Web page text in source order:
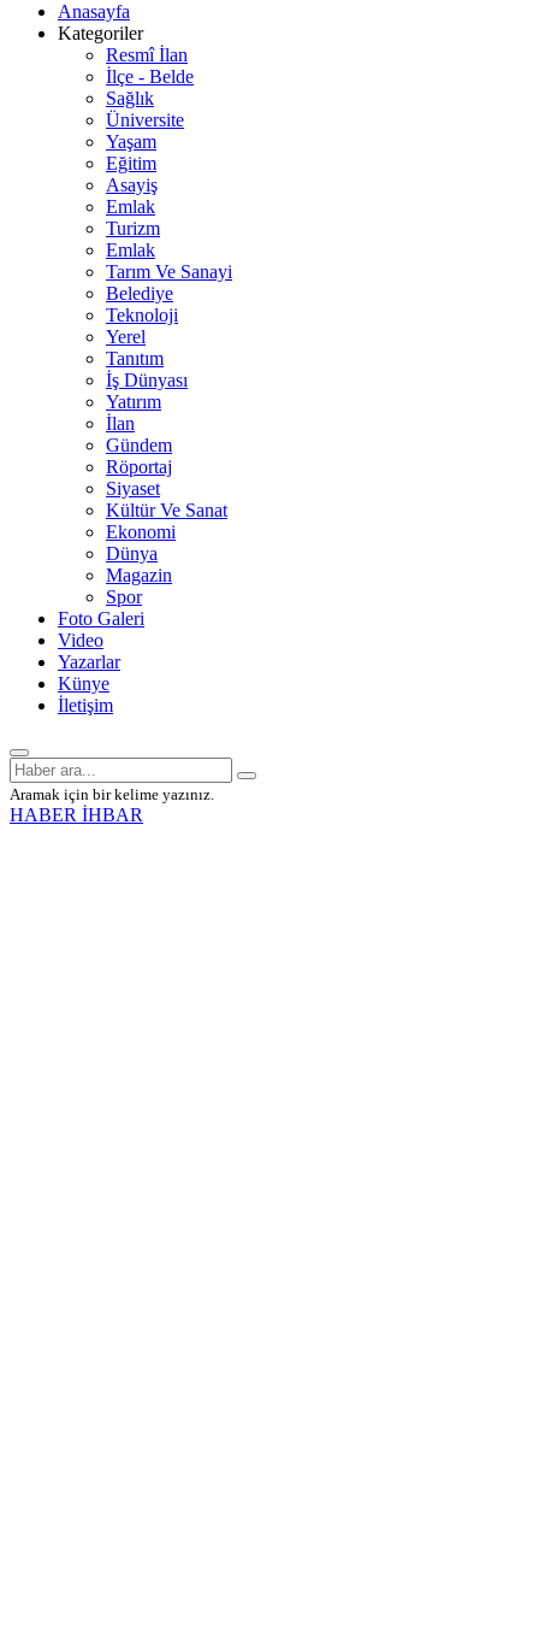
Anasayfa
Kategoriler
Resmî İlan
İlçe - Belde
Sağlık
Üniversite
Yaşam
Eğitim
Asayiş
Emlak
Turizm
Emlak
Tarım Ve Sanayi
Belediye
Teknoloji
Yerel
Tanıtım
İş Dünyası
Yatırım
İlan
Gündem
Röportaj
Siyaset
Kültür Ve Sanat
Ekonomi
Dünya
Magazin
Spor
Foto Galeri
Video
Yazarlar
Künye
İletişim
Aramak için bir kelime yazınız.
HABER İHBAR